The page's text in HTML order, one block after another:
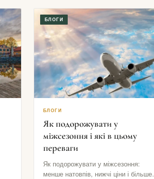
БЛОГИ
БЛОГИ
Як подорожувати у
міжсезоння і які в цьому
переваги
Як подорожувати у міжсезоння:
менше натовпів, нижчі ціни і більше